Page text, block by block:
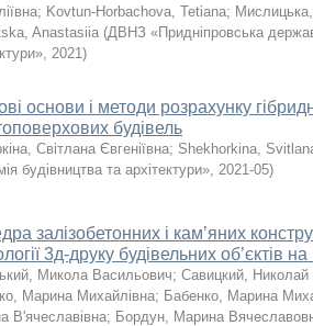
; Kovtun-Horbachova, Tetiana;
Anastasiia (ДВНЗ «Придніпровська
, 2021)
основи і методи розрахунку
будівель
Світлана Євгеніївна; Shekhorkina,
будівництва та архітектури», 2021-05)
залізобетонних і кам’яних
3д-друку будівельних об’єктів на
Микола Васильович; Савицкий,
Марина Михайлівна; Бабенко, Марина
В'ячеславівна; Бордун, Марина